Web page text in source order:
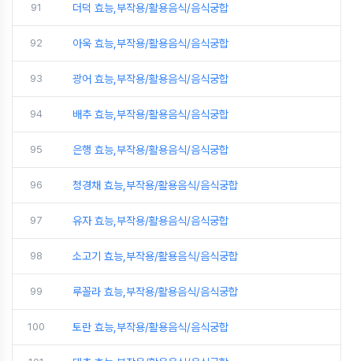
91 더덕 효능,부작용/활용음식/음식궁합
92 아욱 효능,부작용/활용음식/음식궁합
93 광어 효능,부작용/활용음식/음식궁합
94 배추 효능,부작용/활용음식/음식궁합
95 은행 효능,부작용/활용음식/음식궁합
96 청경채 효능,부작용/활용음식/음식궁합
97 유자 효능,부작용/활용음식/음식궁합
98 소고기 효능,부작용/활용음식/음식궁합
99 루꼴라 효능,부작용/활용음식/음식궁합
100 토란 효능,부작용/활용음식/음식궁합